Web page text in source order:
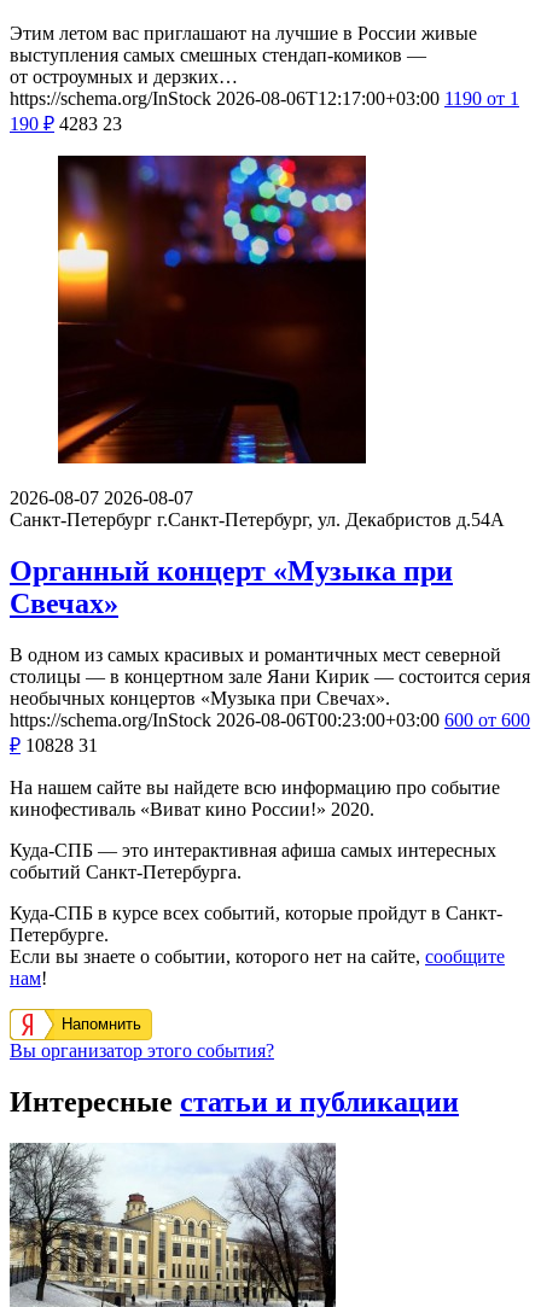
Этим летом вас приглашают на лучшие в России живые
выступления самых смешных стендап-комиков —
от остроумных и дерзких…
https://schema.org/InStock 2026-08-06T12:17:00+03:00 1190 от 1
190 ₽ 4283 23
2026-08-07 2026-08-07
Санкт-Петербург г.Санкт-Петербург, ул. Декабристов д.54А
Органный концерт «Музыка при
Свечах»
В одном из самых красивых и романтичных мест северной
столицы — в концертном зале Яани Кирик — состоится серия
необычных концертов «Музыка при Свечах».
https://schema.org/InStock 2026-08-06T00:23:00+03:00 600 от 600
₽ 10828 31
На нашем сайте вы найдете всю информацию про событие
кинофестиваль «Виват кино России!» 2020.
Куда-СПБ — это интерактивная афиша самых интересных
событий Санкт-Петербурга.
Куда-СПБ в курсе всех событий, которые пройдут в Санкт-
Петербурге.
Если вы знаете о событии, которого нет на сайте, сообщите
нам!
Напомнить
Вы организатор этого события?
Интересные статьи и публикации